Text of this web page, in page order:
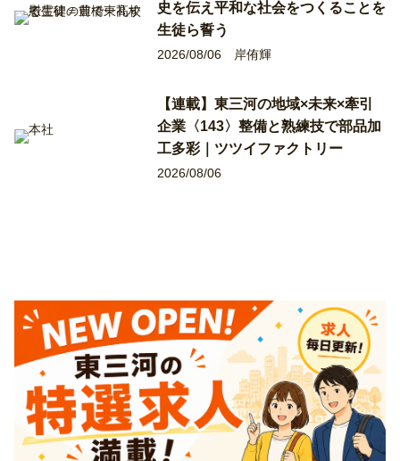
史を伝え平和な社会をつくることを
生徒ら誓う
2026/08/06 岸侑輝
【連載】東三河の地域×未来×牽引
企業〈143〉整備と熟練技で部品加
工多彩｜ツツイファクトリー
2026/08/06